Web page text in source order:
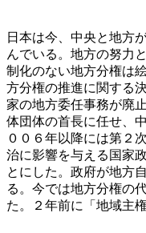
日本は今、中央と地方
んでいる。地方の努力
制化のない地方分権は
方分権の推進に関する
家の地方委任事務が廃
体団体の首長に任せ、
００６年以降には第２
治に影響を与える国家
とにした。政府が地方
る。今では地方分権の
た。２年前に「地域主